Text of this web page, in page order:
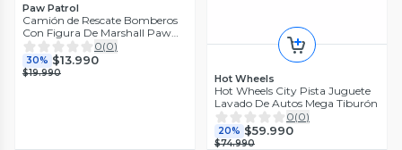
Paw Patrol
Camión de Rescate Bomberos
Con Figura De Marshall Paw
Patrol
0(0)
30% $13.990
$19.990 Hot Wheels
Hot Wheels City Pista Juguete
Lavado De Autos Mega Tiburón
0(0)
20% $59.990
$74.990